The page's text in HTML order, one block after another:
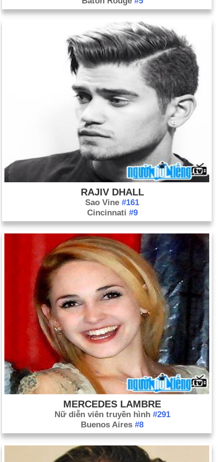
RAJIV DHALL
Sao Vine #161
Cincinnati #9
MERCEDES LAMBRE
Nữ diễn viên truyền hình #291
Buenos Aires #8